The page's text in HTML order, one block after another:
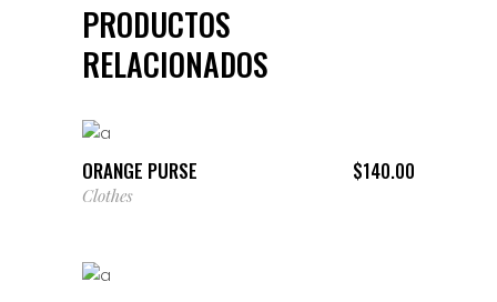
PRODUCTOS
RELACIONADOS
ORANGE PURSE $140.00
Clothes